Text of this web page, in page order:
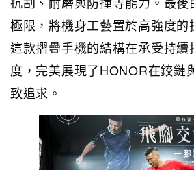
極限，將機身工藝置於高強度
這款摺疊手機的結構在承受持續
度，完美展現了HONOR在鉸鏈
致追求。